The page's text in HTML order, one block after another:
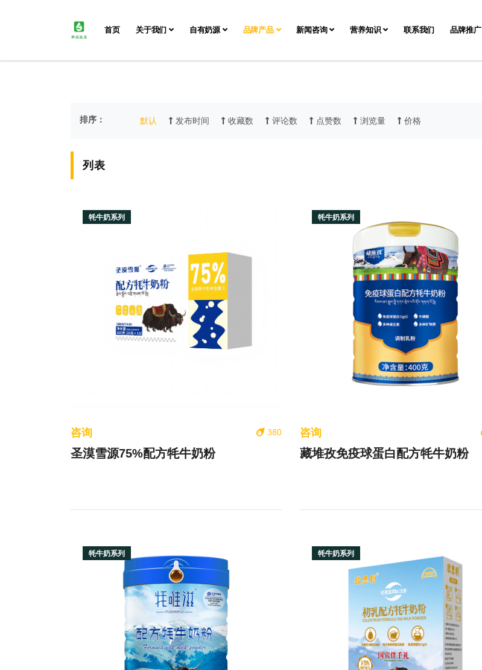
首页 关于我们 自有奶源 品牌产品 新闻咨询 营养知识 联系我们 品牌推广
排序： 默认 发布时间 收藏数 评论数 点赞数 浏览量 价格
列表
牦牛奶系列
380
咨询
圣漠雪源75%配方牦牛奶粉
牦牛奶系列
咨询
藏堆孜免疫球蛋白配方牦牛奶粉
牦牛奶系列 牦牛奶系列